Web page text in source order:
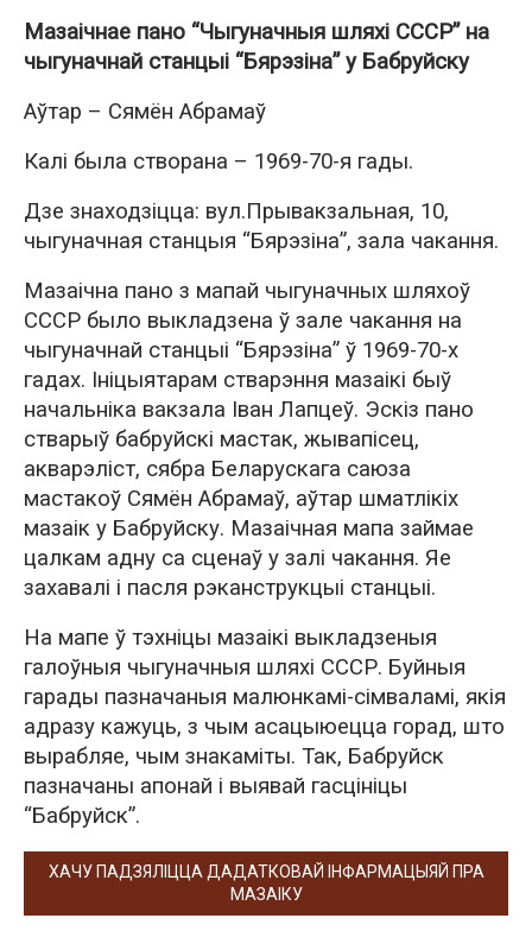
Мазаічнае пано “Чыгуначныя шляхі СССР” на
чыгуначнай станцыі “Бярэзіна” у Бабруйску
Аўтар – Сямён Абрамаў
Калі была створана – 1969-70-я гады.
Дзе знаходзіцца: вул.Прывакзальная, 10,
чыгуначная станцыя “Бярэзіна”, зала чакання.
Мазаічна пано з мапай чыгуначных шляхоў
СССР было выкладзена ў зале чакання на
чыгуначнай станцыі “Бярэзіна” ў 1969-70-х
гадах. Ініцыятарам стварэння мазаікі быў
начальніка вакзала Іван Лапцеў. Эскіз пано
стварыў бабруйскі мастак, жывапісец,
акварэліст, сябра Беларускага саюза
мастакоў Сямён Абрамаў, аўтар шматлікіх
мазаік у Бабруйску. Мазаічная мапа займае
цалкам адну са сценаў у залі чакання. Яе
захавалі і пасля рэканструкцыі станцыі.
На мапе ў тэхніцы мазаікі выкладзеныя
галоўныя чыгуначныя шляхі СССР. Буйныя
гарады пазначаныя малюнкамі-сімваламі, якія
адразу кажуць, з чым асацыюецца горад, што
вырабляе, чым знакаміты. Так, Бабруйск
пазначаны апонай і выявай гасцініцы
“Бабруйск”.
ХАЧУ ПАДЗЯЛІЦЦА ДАДАТКОВАЙ ІНФАРМАЦЫЯЙ ПРА
МАЗАІКУ